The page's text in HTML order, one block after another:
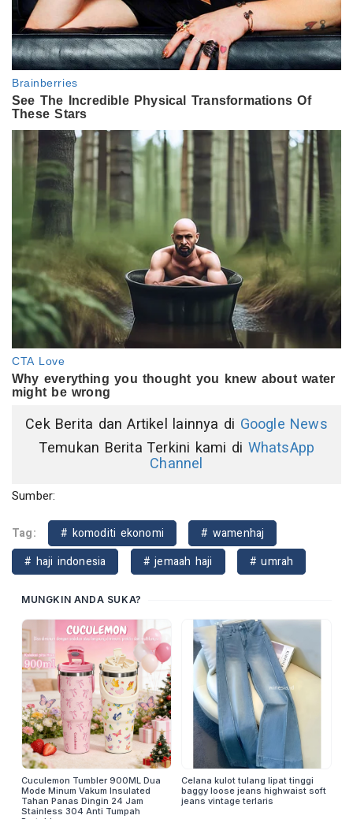
Cek Berita dan Artikel lainnya di Google News
Temukan Berita Terkini kami di WhatsApp
Channel
Sumber:
Tag: # komoditi ekonomi
# wamenhaj
# haji indonesia
# jemaah haji # umrah